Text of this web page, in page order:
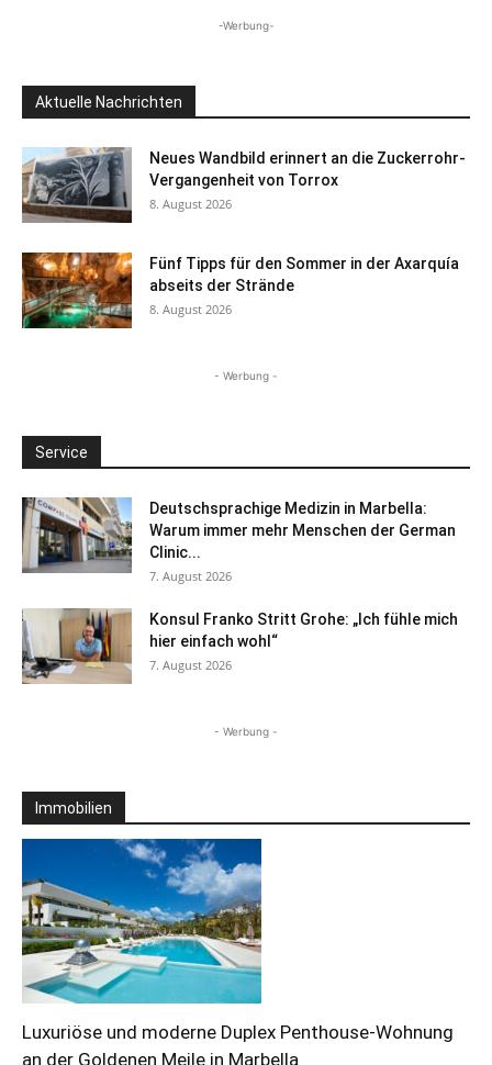
-Werbung-
Aktuelle Nachrichten
Neues Wandbild erinnert an die Zuckerrohr-
Vergangenheit von Torrox
8. August 2026
Fünf Tipps für den Sommer in der Axarquía
abseits der Strände
8. August 2026
- Werbung -
Service
Deutschsprachige Medizin in Marbella:
Warum immer mehr Menschen der German
Clinic...
7. August 2026
Konsul Franko Stritt Grohe: „Ich fühle mich
hier einfach wohl“
7. August 2026
- Werbung -
Immobilien
Luxuriöse und moderne Duplex Penthouse-Wohnung
an der Goldenen Meile in Marbella